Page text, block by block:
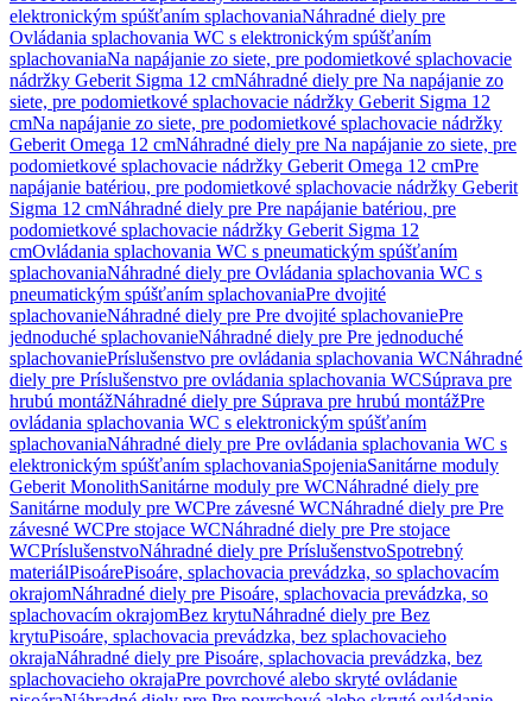
elektronickým spúšťaním splachovaniaNáhradné diely pre
Ovládania splachovania WC s elektronickým spúšťaním
splachovaniaNa napájanie zo siete, pre podomietkové splachovacie
nádržky Geberit Sigma 12 cmNáhradné diely pre Na napájanie zo
siete, pre podomietkové splachovacie nádržky Geberit Sigma 12
cmNa napájanie zo siete, pre podomietkové splachovacie nádržky
Geberit Omega 12 cmNáhradné diely pre Na napájanie zo siete, pre
podomietkové splachovacie nádržky Geberit Omega 12 cmPre
napájanie batériou, pre podomietkové splachovacie nádržky Geberit
Sigma 12 cmNáhradné diely pre Pre napájanie batériou, pre
podomietkové splachovacie nádržky Geberit Sigma 12
cmOvládania splachovania WC s pneumatickým spúšťaním
splachovaniaNáhradné diely pre Ovládania splachovania WC s
pneumatickým spúšťaním splachovaniaPre dvojité
splachovanieNáhradné diely pre Pre dvojité splachovaniePre
jednoduché splachovanieNáhradné diely pre Pre jednoduché
splachovaniePríslušenstvo pre ovládania splachovania WCNáhradné
diely pre Príslušenstvo pre ovládania splachovania WCSúprava pre
hrubú montážNáhradné diely pre Súprava pre hrubú montážPre
ovládania splachovania WC s elektronickým spúšťaním
splachovaniaNáhradné diely pre Pre ovládania splachovania WC s
elektronickým spúšťaním splachovaniaSpojeniaSanitárne moduly
Geberit MonolithSanitárne moduly pre WCNáhradné diely pre
Sanitárne moduly pre WCPre závesné WCNáhradné diely pre Pre
závesné WCPre stojace WCNáhradné diely pre Pre stojace
WCPríslušenstvoNáhradné diely pre PríslušenstvoSpotrebný
materiálPisoárePisoáre, splachovacia prevádzka, so splachovacím
okrajomNáhradné diely pre Pisoáre, splachovacia prevádzka, so
splachovacím okrajomBez krytuNáhradné diely pre Bez
krytuPisoáre, splachovacia prevádzka, bez splachovacieho
okrajaNáhradné diely pre Pisoáre, splachovacia prevádzka, bez
splachovacieho okrajaPre povrchové alebo skryté ovládanie